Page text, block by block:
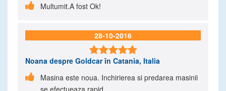

Multumit.A fost Ok!
28-10-2016

Noana despre Goldcar în Catania, Italia

Masina este noua. Inchirierea si predarea masinii
se efectueaza rapid.